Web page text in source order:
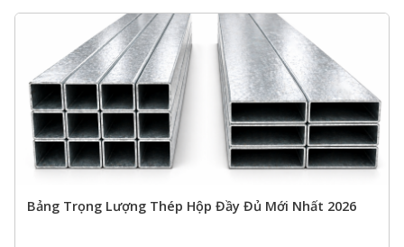
Bảng Trọng Lượng Thép Hộp Đầy Đủ Mới Nhất 2026